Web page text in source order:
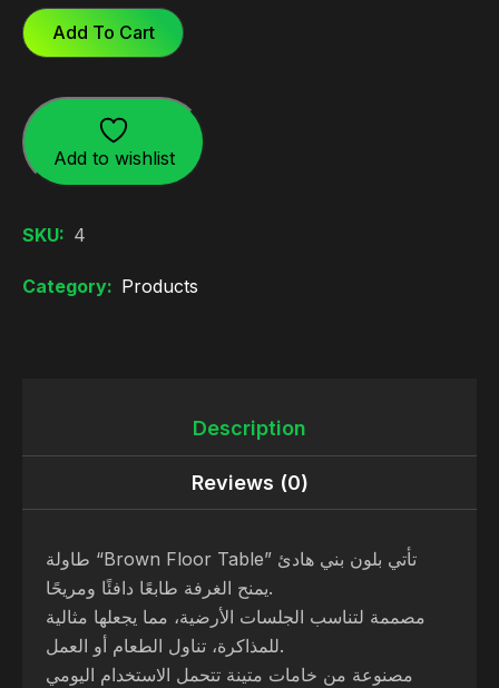
Add To Cart
Add to wishlist
SKU: 4
Category: Products
Description
Reviews (0)
طاولة “Brown Floor Table” تأتي بلون بني هادئ
يمنح الغرفة طابعًا دافئًا ومريحًا.
مصممة لتناسب الجلسات الأرضية، مما يجعلها مثالية
للمذاكرة، تناول الطعام أو العمل.
مصنوعة من خامات متينة تتحمل الاستخدام اليومي